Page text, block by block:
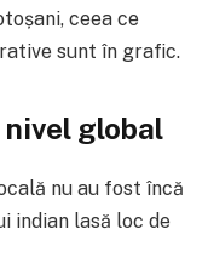
ceea ce
sunt în grafic.
global
nu au fost încă
indian lasă loc de